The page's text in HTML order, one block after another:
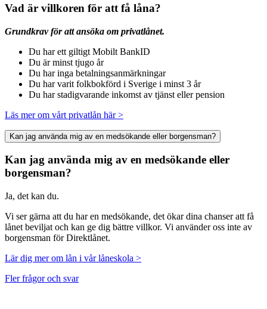
Vad är villkoren för att få låna?
Grundkrav för att ansöka om privatlånet.
Du har ett giltigt Mobilt BankID
Du är minst tjugo år
Du har inga betalningsanmärkningar
Du har varit folkbokförd i Sverige i minst 3 år
Du har stadigvarande inkomst av tjänst eller pension
Läs mer om vårt privatlån här >
Kan jag använda mig av en medsökande eller borgensman?
Kan jag använda mig av en medsökande eller
borgensman?
Ja, det kan du.
Vi ser gärna att du har en medsökande, det ökar dina chanser att få
lånet beviljat och kan ge dig bättre villkor. Vi använder oss inte av
borgensman för Direktlånet.
Lär dig mer om lån i vår låneskola >
Fler frågor och svar